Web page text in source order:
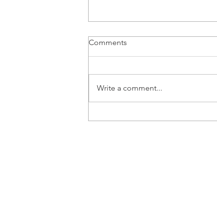
Comments
Write a comment...